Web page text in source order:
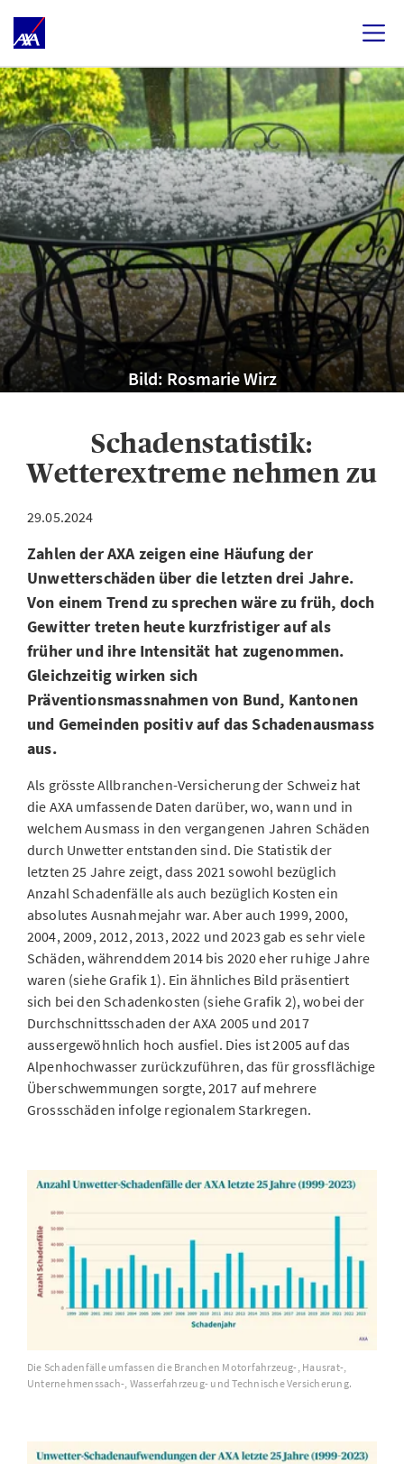
Bild: Rosmarie Wirz
Schadenstatistik:
Wetterextreme nehmen zu
29.05.2024
Zahlen der AXA zeigen eine Häufung der
Unwetterschäden über die letzten drei Jahre.
Von einem Trend zu sprechen wäre zu früh, doch
Gewitter treten heute kurzfristiger auf als
früher und ihre Intensität hat zugenommen.
Gleichzeitig wirken sich
Präventionsmassnahmen von Bund, Kantonen
und Gemeinden positiv auf das Schadenausmass
aus.
Als grösste Allbranchen-Versicherung der Schweiz hat
die AXA umfassende Daten darüber, wo, wann und in
welchem Ausmass in den vergangenen Jahren Schäden
durch Unwetter entstanden sind. Die Statistik der
letzten 25 Jahre zeigt, dass 2021 sowohl bezüglich
Anzahl Schadenfälle als auch bezüglich Kosten ein
absolutes Ausnahmejahr war. Aber auch 1999, 2000,
2004, 2009, 2012, 2013, 2022 und 2023 gab es sehr viele
Schäden, währenddem 2014 bis 2020 eher ruhige Jahre
waren (siehe Grafik 1). Ein ähnliches Bild präsentiert
sich bei den Schadenkosten (siehe Grafik 2), wobei der
Durchschnittsschaden der AXA 2005 und 2017
aussergewöhnlich hoch ausfiel. Dies ist 2005 auf das
Alpenhochwasser zurückzuführen, das für grossflächige
Überschwemmungen sorgte, 2017 auf mehrere
Grossschäden infolge regionalem Starkregen.
Die Schadenfälle umfassen die Branchen Motorfahrzeug-, Hausrat-,
Unternehmenssach-, Wasserfahrzeug- und Technische Versicherung.